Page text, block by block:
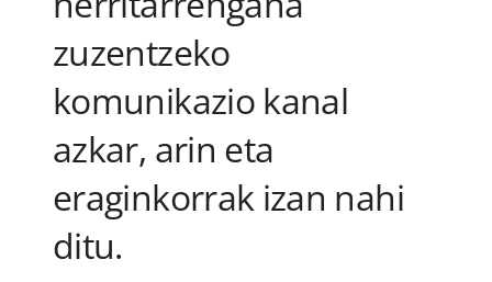
zuzentzeko
komunikazio kanal
azkar, arin eta
eraginkorrak izan nahi
ditu.